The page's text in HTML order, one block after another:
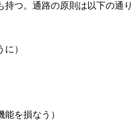
つ。通路の原則は以下の通り
）
を損なう）